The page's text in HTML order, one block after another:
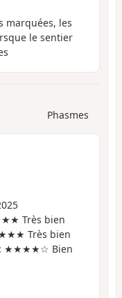
marquées, les
le sentier
Phasmes
Très bien
Très bien
: ★★★★☆ Bien